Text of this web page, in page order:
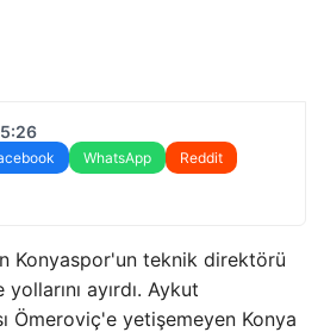
WhatsApp
Reddit
Konyaspor'un teknik direktörü
ayırdı. Aykut
Ömeroviç'e yetişemeyen Konya